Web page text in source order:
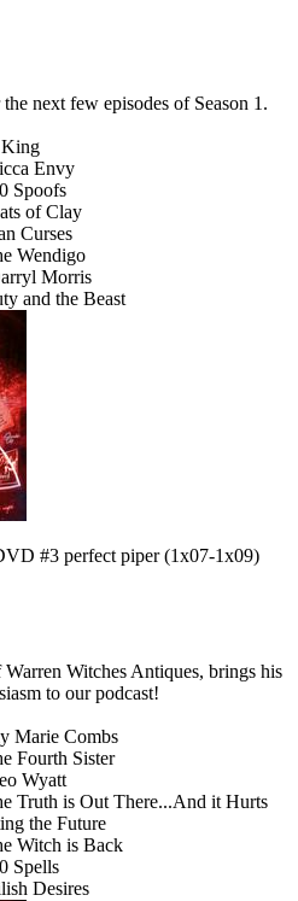
next few episodes of Season 1.
King
Envy
Spoofs
of Clay
Curses
Wendigo
Morris
and the Beast
#3 perfect piper (1x07-1x09)
Witches Antiques, brings his
to our podcast!
Marie Combs
Fourth Sister
Wyatt
Truth is Out There...And it Hurts
the Future
Witch is Back
Spells
Desires